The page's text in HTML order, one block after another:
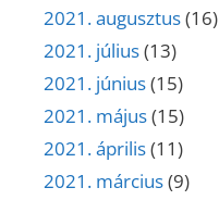
2021. augusztus(16)
2021. július(13)
2021. június(15)
2021. május(15)
2021. április(11)
2021. március(9)